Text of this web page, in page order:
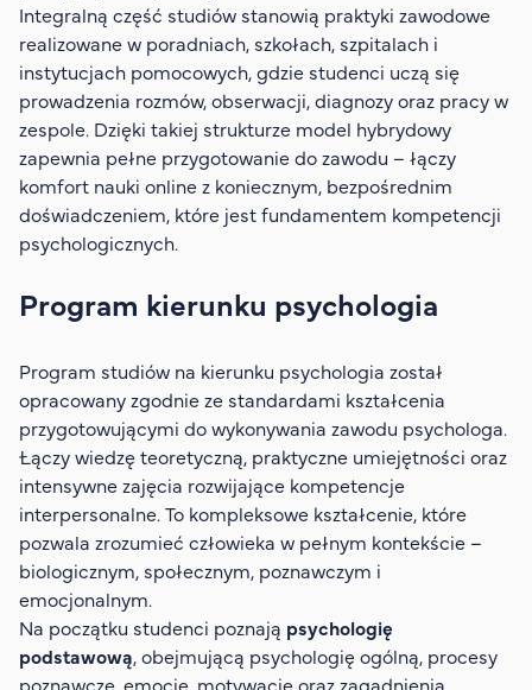
Integralną część studiów stanowią praktyki zawodowe
realizowane w poradniach, szkołach, szpitalach i
instytucjach pomocowych, gdzie studenci uczą się
prowadzenia rozmów, obserwacji, diagnozy oraz pracy w
zespole. Dzięki takiej strukturze model hybrydowy
zapewnia pełne przygotowanie do zawodu – łączy
komfort nauki online z koniecznym, bezpośrednim
doświadczeniem, które jest fundamentem kompetencji
psychologicznych.
Program kierunku psychologia
Program studiów na kierunku psychologia został
opracowany zgodnie ze standardami kształcenia
przygotowującymi do wykonywania zawodu psychologa.
Łączy wiedzę teoretyczną, praktyczne umiejętności oraz
intensywne zajęcia rozwijające kompetencje
interpersonalne. To kompleksowe kształcenie, które
pozwala zrozumieć człowieka w pełnym kontekście –
biologicznym, społecznym, poznawczym i
emocjonalnym.
Na początku studenci poznają psychologię
podstawową, obejmującą psychologię ogólną, procesy
poznawcze, emocje, motywację oraz zagadnienia